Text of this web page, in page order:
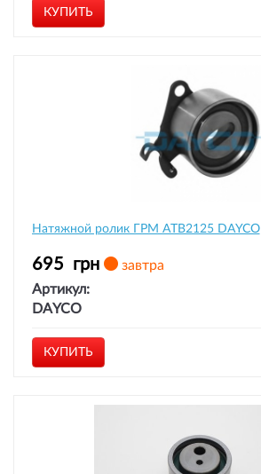
КУПИТЬ
Натяжной ролик ГРМ ATB2125 DAYCO
695 грн
завтра
Артикул:
DAYCO
КУПИТЬ